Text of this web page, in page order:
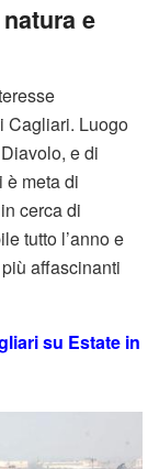
e
Cagliari. Luogo
e di
è meta di
cerca di
tutto l’anno e
affascinanti
su Estate in